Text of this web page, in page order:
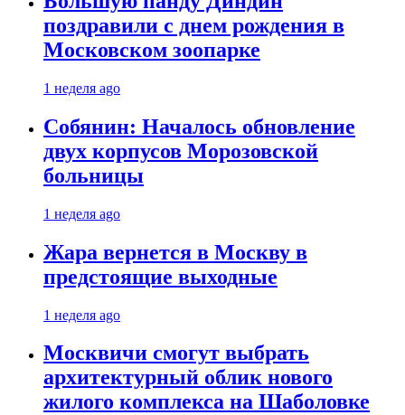
поздравили с днем рождения в
Московском зоопарке
1 неделя ago
Собянин: Началось обновление
двух корпусов Морозовской
больницы
1 неделя ago
Жара вернется в Москву в
предстоящие выходные
1 неделя ago
Москвичи смогут выбрать
архитектурный облик нового
жилого комплекса на Шаболовке